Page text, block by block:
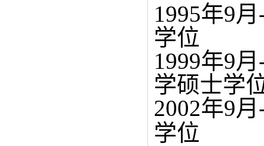
1995年9
学位
1999年9月
学硕士学
2002年9
学位